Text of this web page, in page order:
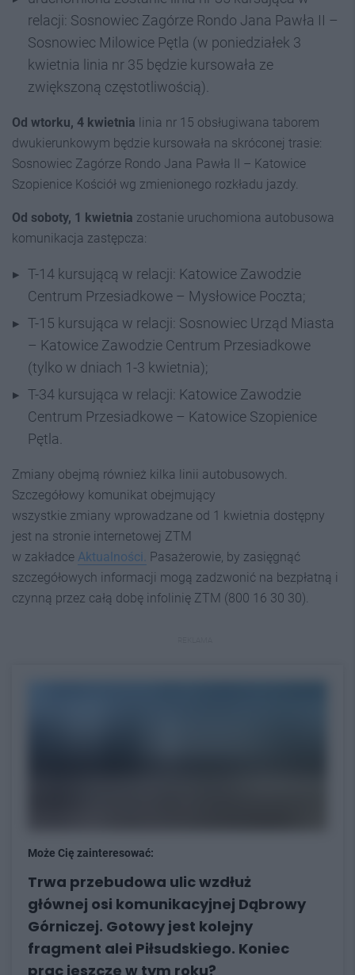
relacji: Sosnowiec Zagórze Rondo Jana Pawła II –
Sosnowiec Milowice Pętla (w poniedziałek 3
kwietnia linia nr 35 będzie kursowała ze
zwiększoną częstotliwością).
Od wtorku, 4 kwietnia linia nr 15 obsługiwana taborem
dwukierunkowym będzie kursowała na skróconej trasie:
Sosnowiec Zagórze Rondo Jana Pawła II – Katowice
Szopienice Kościół wg zmienionego rozkładu jazdy.
Od soboty, 1 kwietnia zostanie uruchomiona autobusowa
komunikacja zastępcza:​
T-14 kursującą w relacji: Katowice Zawodzie
Centrum Przesiadkowe – Mysłowice Poczta;
T-15 kursująca w relacji: Sosnowiec Urząd Miasta
– Katowice Zawodzie Centrum Przesiadkowe
(tylko w dniach 1-3 kwietnia);
T-34 kursująca w relacji: Katowice Zawodzie
Centrum Przesiadkowe – Katowice Szopienice
Pętla.
Zmiany obejmą również kilka linii autobusowych.
Szczegółowy komunikat obejmujący
wszystkie zmiany wprowadzane od 1 kwietnia dostępny
jest na stronie internetowej ZTM
w zakładce Aktualności. Pasażerowie, by zasięgnąć
szczegółowych informacji mogą zadzwonić na bezpłatną i
czynną przez całą dobę infolinię ZTM (800 16 30 30).
Może Cię zainteresować:
Trwa przebudowa ulic wzdłuż
głównej osi komunikacyjnej Dąbrowy
Górniczej. Gotowy jest kolejny
fragment alei Piłsudskiego. Koniec
prac jeszcze w tym roku?